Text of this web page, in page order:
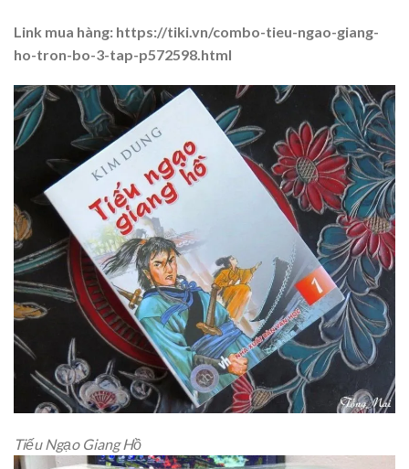
Link mua hàng: https://tiki.vn/combo-tieu-ngao-giang-
ho-tron-bo-3-tap-p572598.html
Tiếu Ngạo Giang Hồ